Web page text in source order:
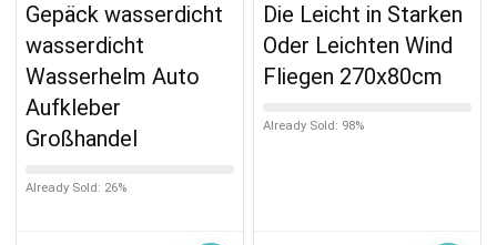
Gepäck wasserdicht
wasserdicht
Wasserhelm Auto
Aufkleber
Großhandel
Already Sold: 26%
Die Leicht in Starken
Oder Leichten Wind
Fliegen 270x80cm
Already Sold: 98%